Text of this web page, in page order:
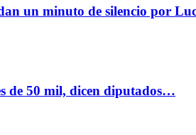
un minuto de silencio por
de 50 mil, dicen diputados…